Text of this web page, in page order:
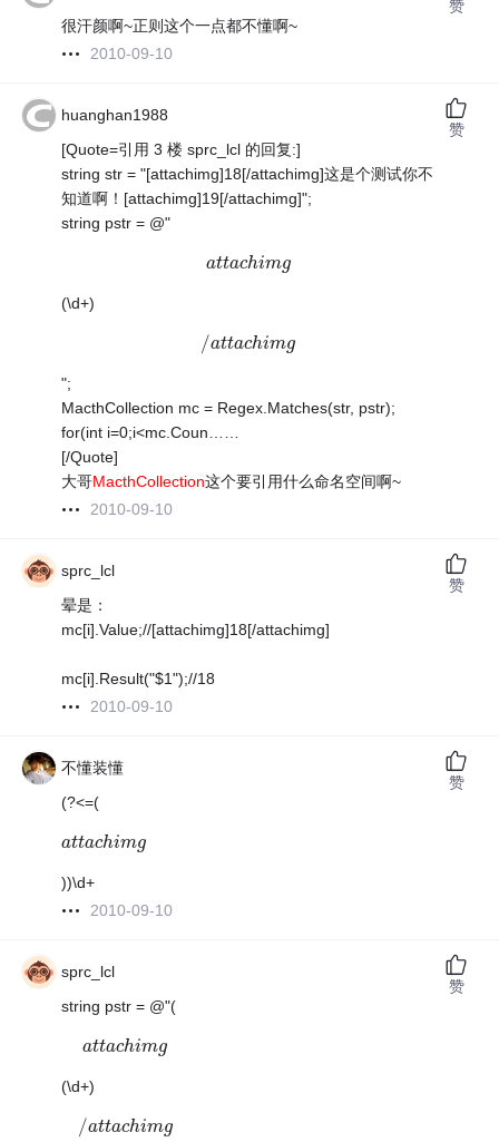
很汗颜啊~正则这个一点都不懂啊~
2010-09-10
赞
huanghan1988
[Quote=引用 3 楼 sprc_lcl 的回复:]
string str = "[attachimg]18[/attachimg]这是个测试你不
知道啊！[attachimg]19[/attachimg]";
string pstr = @"
attachimg
attachimg
(\d+)
/attachimg
/attachimg
";
MacthCollection mc = Regex.Matches(str, pstr);
for(int i=0;i<mc.Coun……
[/Quote]
大哥MacthCollection这个要引用什么命名空间啊~
2010-09-10
赞
sprc_lcl
晕是：
mc[i].Value;//[attachimg]18[/attachimg]
mc[i].Result("$1");//18
2010-09-10
赞
不懂装懂
(?<=(
attachimg
attachimg
))\d+
2010-09-10
赞
sprc_lcl
string pstr = @"(
attachimg
attachimg
(\d+)
/attachimg
/attachimg
赞